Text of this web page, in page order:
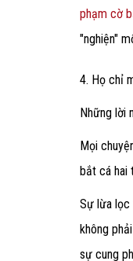
phạm cờ
"nghiện"
4. Họ chỉ
Những lời
Mọi
bắt cá hai
Sự lừa lọc
không
sự cung